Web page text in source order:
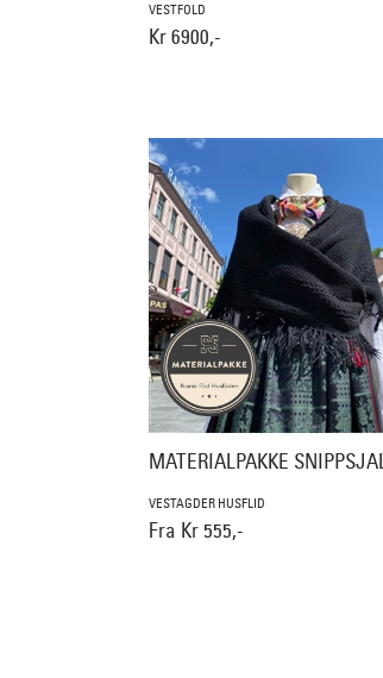
VESTFOLD
Kr 6900,-
MATERIALPAKKE SNIPPSJAL
VESTAGDER HUSFLID
Fra Kr 555,-